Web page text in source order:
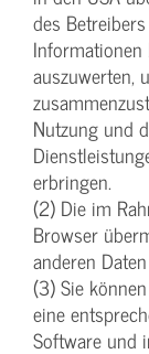
des
auszuwerten,
Nutzung und
erbringen.
(2) Die im
Browser
anderen
(3) Sie
eine
Software und